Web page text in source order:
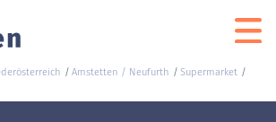
Amstetten / Neufurth
Supermarket